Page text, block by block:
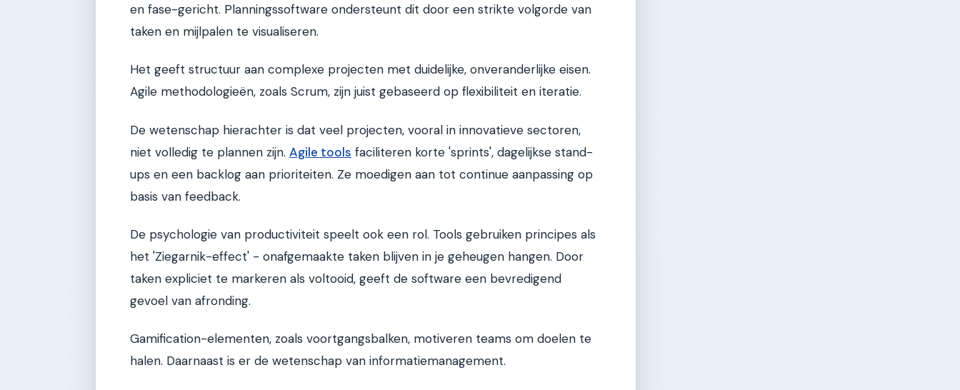
en fase-gericht. Planningssoftware ondersteunt dit door een strikte volgorde van
taken en mijlpalen te visualiseren.
Het geeft structuur aan complexe projecten met duidelijke, onveranderlijke eisen.
Agile methodologieën, zoals Scrum, zijn juist gebaseerd op flexibiliteit en iteratie.
De wetenschap hierachter is dat veel projecten, vooral in innovatieve sectoren,
niet volledig te plannen zijn. Agile tools faciliteren korte 'sprints', dagelijkse stand-
ups en een backlog aan prioriteiten. Ze moedigen aan tot continue aanpassing op
basis van feedback.
De psychologie van productiviteit speelt ook een rol. Tools gebruiken principes als
het 'Ziegarnik-effect' - onafgemaakte taken blijven in je geheugen hangen. Door
taken expliciet te markeren als voltooid, geeft de software een bevredigend
gevoel van afronding.
Gamification-elementen, zoals voortgangsbalken, motiveren teams om doelen te
halen. Daarnaast is er de wetenschap van informatiemanagement.